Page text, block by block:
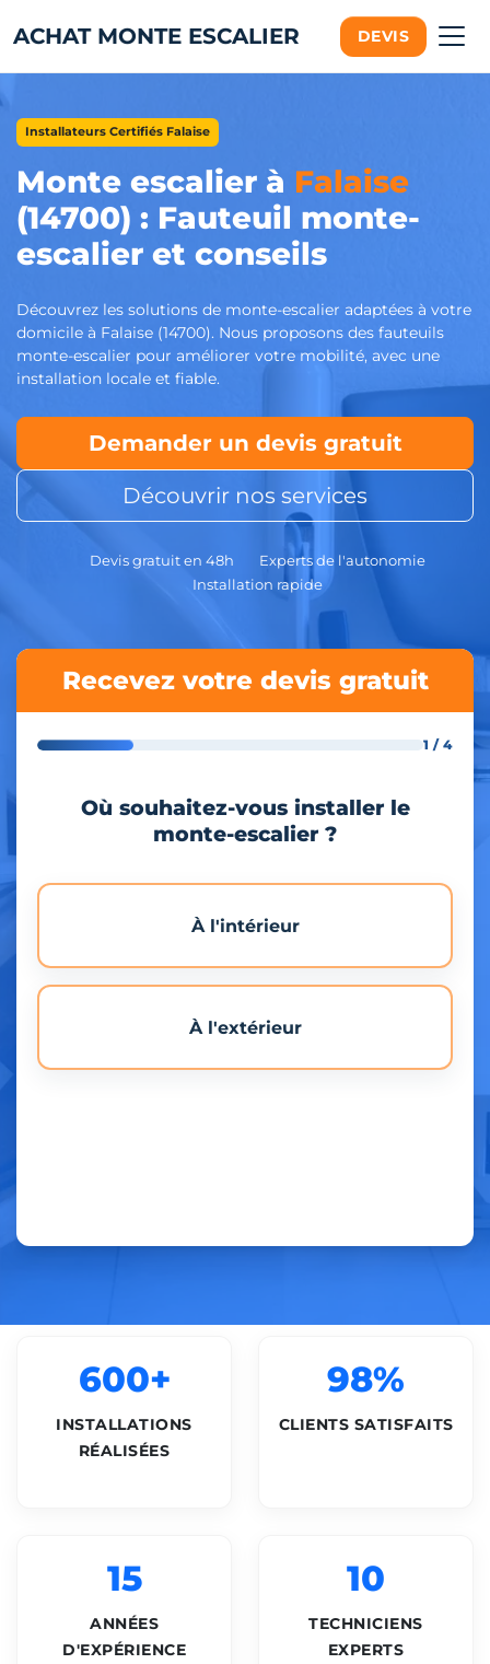
ACHAT MONTE ESCALIER DEVIS
Installateurs Certifiés Falaise
Monte escalier à Falaise
(14700) : Fauteuil monte-
escalier et conseils
Découvrez les solutions de monte-escalier adaptées à votre
domicile à Falaise (14700). Nous proposons des fauteuils
monte-escalier pour améliorer votre mobilité, avec une
installation locale et fiable.
Demander un devis gratuit
Découvrir nos services
Devis gratuit en 48h
Experts de l'autonomie
Installation rapide
Recevez votre devis gratuit
1 / 4
Où souhaitez-vous installer le
monte-escalier ?
À l'intérieur
À l'extérieur
600+
INSTALLATIONS
RÉALISÉES
98%
CLIENTS SATISFAITS
15
ANNÉES
D'EXPÉRIENCE
10
TECHNICIENS
EXPERTS